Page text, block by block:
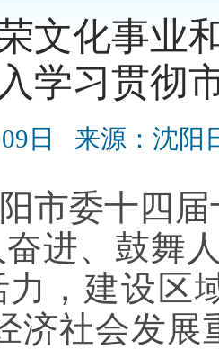
文化事
学习贯彻
日 来源：沈阳
市委十四
进、鼓舞
力，建设区
济社会发